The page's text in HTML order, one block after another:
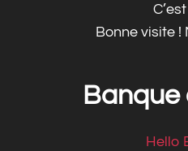
C’est
Bonne visite !
Banque
Hello